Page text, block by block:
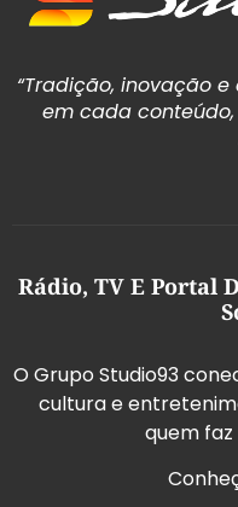
“Tradição, inovação
em cada conteúdo,
Rádio, TV E Portal
O Grupo Studio93
cultura e
quem faz